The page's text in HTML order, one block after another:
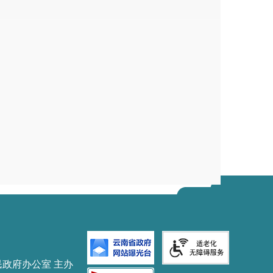
激励措施基础清单》，扩大守信激励
信用评价管理制度落实落细，强化信
税专业服务行业规范健康发展、提升
府办公室 主办